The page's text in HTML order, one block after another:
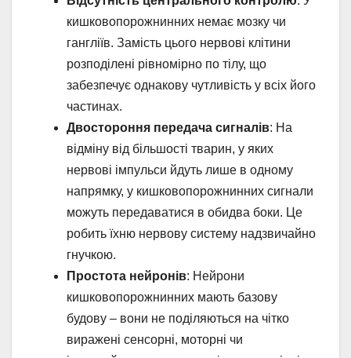
кишковопорожнинних немає мозку чи
гангліїв. Замість цього нервові клітини
розподілені рівномірно по тілу, що
забезпечує однакову чутливість у всіх його
частинах.
Двостороння передача сигналів: На
відміну від більшості тварин, у яких
нервові імпульси йдуть лише в одному
напрямку, у кишковопорожнинних сигнали
можуть передаватися в обидва боки. Це
робить їхню нервову систему надзвичайно
гнучкою.
Простота нейронів: Нейрони
кишковопорожнинних мають базову
будову – вони не поділяються на чітко
виражені сенсорні, моторні чи